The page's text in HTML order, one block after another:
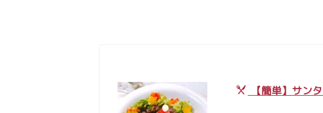
【簡単】サン